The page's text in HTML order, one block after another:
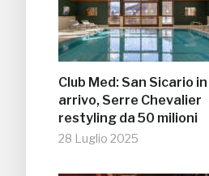
Club Med: San Sicario in
arrivo, Serre Chevalier
restyling da 50 milioni
28 Luglio 2025